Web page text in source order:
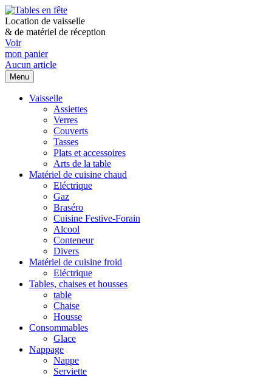
Location de vaisselle
& de matériel de réception
Voir
mon panier
Aucun article
Menu
Vaisselle
Assiettes
Verres
Couverts
Tasses
Plats et accessoires
Arts de la table
Matériel de cuisine chaud
Eléctrique
Gaz
Braséro
Cuisine Festive-Forain
Alcool
Conteneur
Divers
Matériel de cuisine froid
Eléctrique
Tables, chaises et housses
table
Chaise
Housse
Consommables
Glace
Nappage
Nappe
Serviette